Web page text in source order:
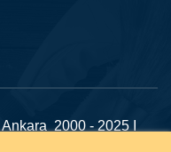
2000 - 2025 I